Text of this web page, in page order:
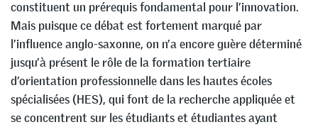
constituent un prérequis fondamental pour l’innovation.
Mais puisque ce débat est fortement marqué par
l’influence anglo-saxonne, on n’a encore guère déterminé
jusqu’à présent le rôle de la formation tertiaire
d’orientation professionnelle dans les hautes écoles
spécialisées (HES), qui font de la recherche appliquée et
se concentrent sur les étudiants et étudiantes ayant